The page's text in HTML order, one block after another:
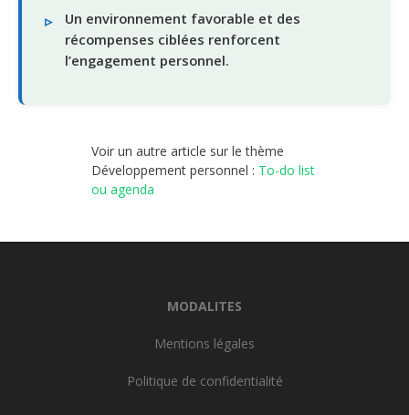
Un environnement favorable et des
récompenses ciblées renforcent
l’engagement personnel.
Voir un autre article sur le thème
Développement personnel : To-do list
ou agenda
MODALITES
Mentions légales
Politique de confidentialité